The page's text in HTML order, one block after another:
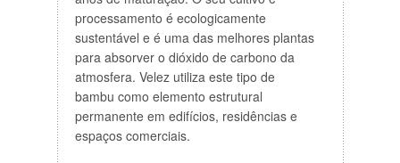
processamento é ecologicamente
sustentável e é uma das melhores plantas
para absorver o dióxido de carbono da
atmosfera. Velez utiliza este tipo de
bambu como elemento estrutural
permanente em edifícios, residências e
espaços comerciais.